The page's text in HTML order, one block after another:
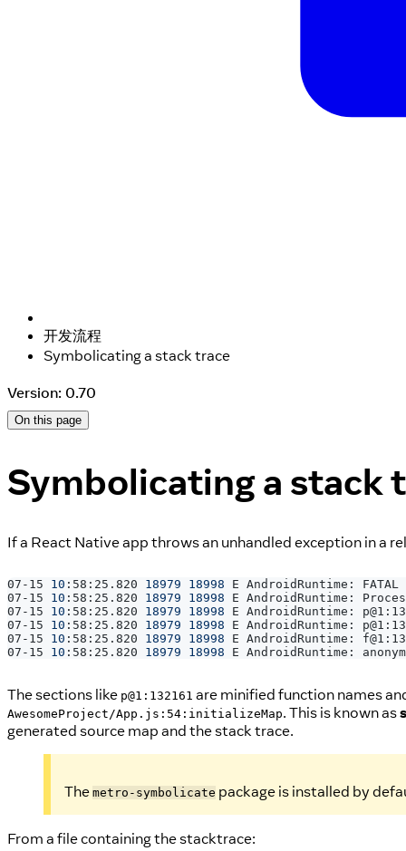
开发流程
Symbolicating a stack trace
Version: 0.70
On this page
Symbolicating a stack
If a React Native app throws an unhandled exception in a
07-15 10 :58:25.820 18979 18998 E AndroidRuntime: FATAL
07-15 10 :58:25.820 18979 18998 E AndroidRuntime:
07-15 10 :58:25.820 18979 18998 E AndroidRuntime:
07-15 10 :58:25.820 18979 18998 E AndroidRuntime:
07-15 10 :58:25.820 18979 18998 E AndroidRuntime:
07-15 10 :58:25.820 18979 18998 E AndroidRuntime:
The sections like p@1:132161 are minified function names
AwesomeProject/App.js:54:initializeMap. This is known as
generated source map and the stack trace.
The metro-symbolicate package is installed by
From a file containing the stacktrace: